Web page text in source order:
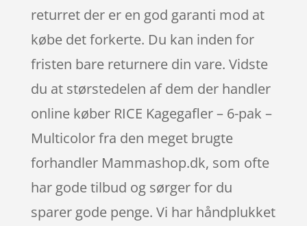
returret der er en god garanti mod at
købe det forkerte. Du kan inden for
fristen bare returnere din vare. Vidste
du at størstedelen af dem der handler
online køber RICE Kagegafler – 6-pak –
Multicolor fra den meget brugte
forhandler Mammashop.dk, som ofte
har gode tilbud og sørger for du
sparer gode penge. Vi har håndplukket